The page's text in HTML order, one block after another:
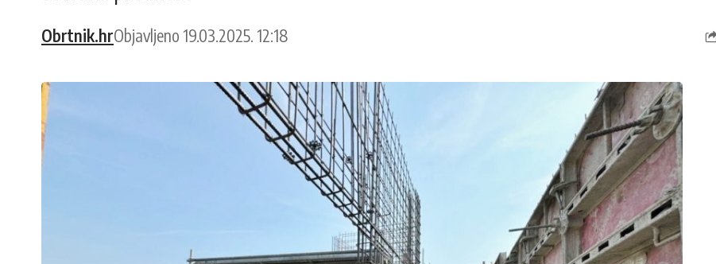
Obrtnik.hrObjavljeno 19.03.2025. 12:18